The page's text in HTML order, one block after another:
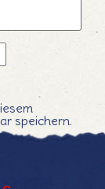
speichern.